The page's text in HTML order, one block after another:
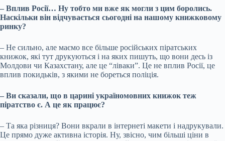
– Вплив Росії… Ну тобто ми вже як могли з цим боролись.
Наскільки він відчувається сьогодні на нашому книжковому
ринку?
– Не сильно, але маємо все більше російських піратських
книжок, які тут друкуються і на яких пишуть, що вони десь із
Молдови чи Казахстану, але це “ліваки”. Це не вплив Росії, це
вплив покидьків, з якими не бореться поліція.
– Ви сказали, що в царині україномовних книжок теж
піратство є. А це як працює?
– Та яка різниця? Вони вкрали в інтернеті макети і надрукували.
Це прямо дуже активна історія. Ну, звісно, чим більші ціни в